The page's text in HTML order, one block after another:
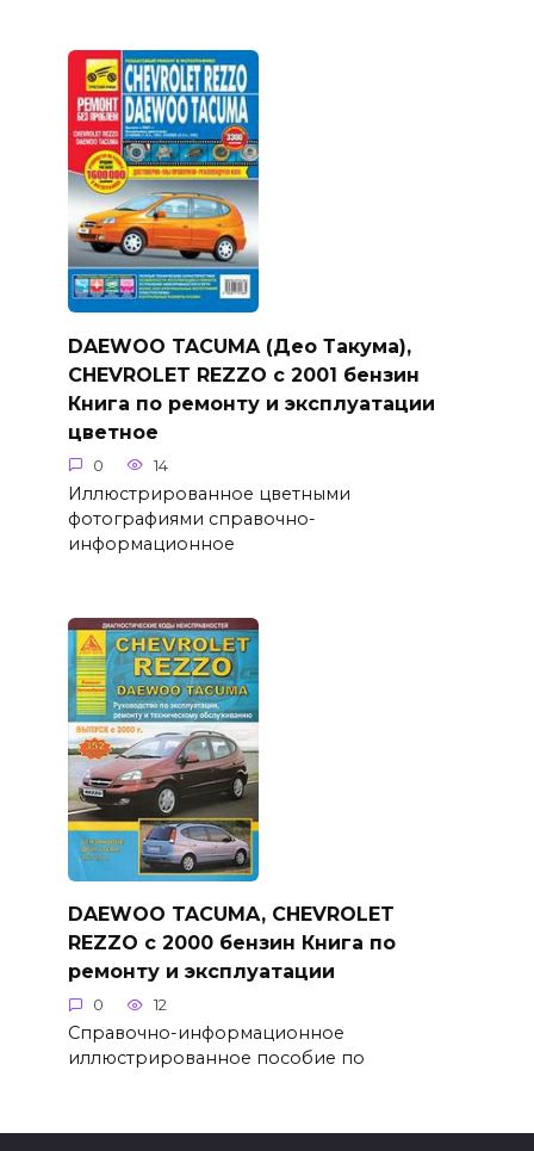
DAEWOO TACUMA (Део Такума),
CHEVROLET REZZO с 2001 бензин
Книга по ремонту и эксплуатации
цветное
0 14
Иллюстрированное цветными
фотографиями справочно-
информационное
DAEWOO TACUMA, CHEVROLET
REZZO с 2000 бензин Книга по
ремонту и эксплуатации
0 12
Справочно-информационное
иллюстрированное пособие по